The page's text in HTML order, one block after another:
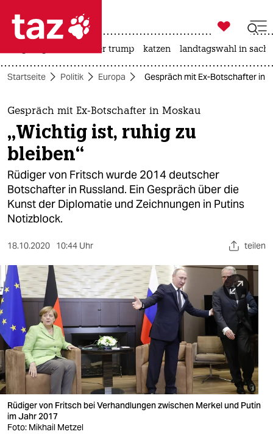
 taz zahl ich
taz zahl ich
themen
politik
öko
gesellschaft
kultur
sport
berlin
nord
wahrheit
verlag
verlag
veranstaltungen
shop

taz zahl ich
usa unter trump katzen landtagswahl in
Startseite Politik Europa Gespräch mit Ex-Botschafter in
Gespräch mit Ex-Botschafter in Moskau
„Wichtig ist, ruhig zu
bleiben“
Rüdiger von Fritsch wurde 2014 deutscher
Botschafter in Russland. Ein Gespräch über die
Kunst der Diplomatie und Zeichnungen in Putins
Notizblock.
18.10.2020 10:44 Uhr teilen
Rüdiger von Fritsch bei Verhandlungen zwischen Merkel und Putin
im Jahr 2017
Foto: Mikhail Metzel